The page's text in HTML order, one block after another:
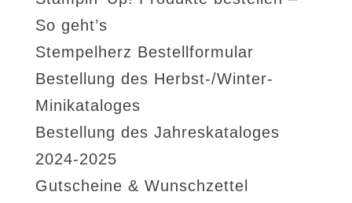
So geht’s
Stempelherz Bestellformular
Bestellung des Herbst-/Winter-
Minikataloges
Bestellung des Jahreskataloges
2024-2025
Gutscheine & Wunschzettel